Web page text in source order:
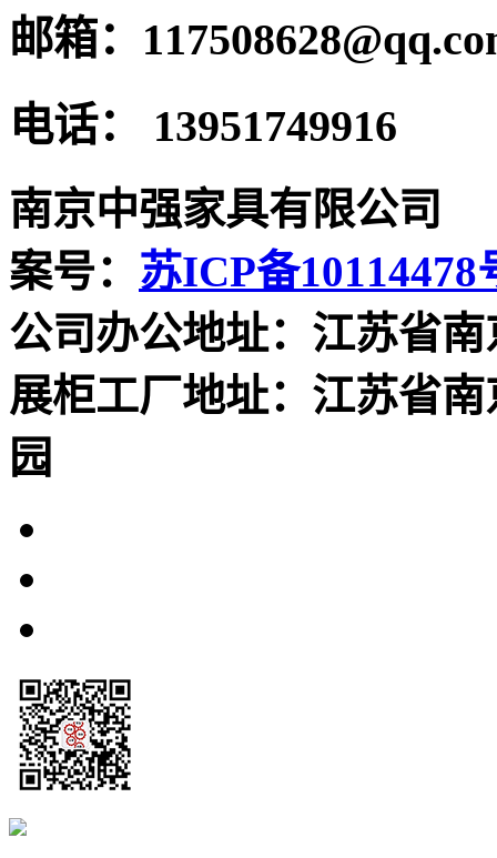
邮箱：
电话： 13951749916
南京中强家具有限公
案号： 苏ICP备10114478
公司办公地址：江苏省
展柜工厂地址：江苏省
园